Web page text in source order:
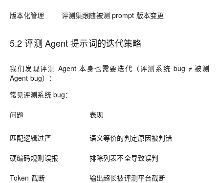
版本化管理 评测集跟随被测 prompt 版本变更
5.2 评测 Agent 提示词的迭代策略
我们发现评测 Agent 本身也需要迭代（评测系统 bug ≠ 被测
Agent bug）：
常见评测系统 bug：
问题 表现
匹配逻辑过严 语义等价的判定原因被判错
硬编码规则误报 排除列表不全导致误判
Token 截断 输出超长被评测平台截断